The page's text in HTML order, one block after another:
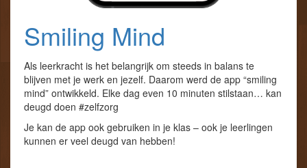
Smiling Mind
Als leerkracht is het belangrijk om steeds in balans te
blijven met je werk en jezelf. Daarom werd de app “smiling
mind” ontwikkeld. Elke dag even 10 minuten stilstaan… kan
deugd doen #zelfzorg
Je kan de app ook gebruiken in je klas – ook je leerlingen
kunnen er veel deugd van hebben!